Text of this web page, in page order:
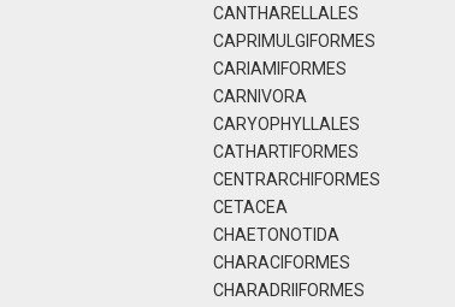
CANTHARELLALES
CAPRIMULGIFORMES
CARIAMIFORMES
CARNIVORA
CARYOPHYLLALES
CATHARTIFORMES
CENTRARCHIFORMES
CETACEA
CHAETONOTIDA
CHARACIFORMES
CHARADRIIFORMES